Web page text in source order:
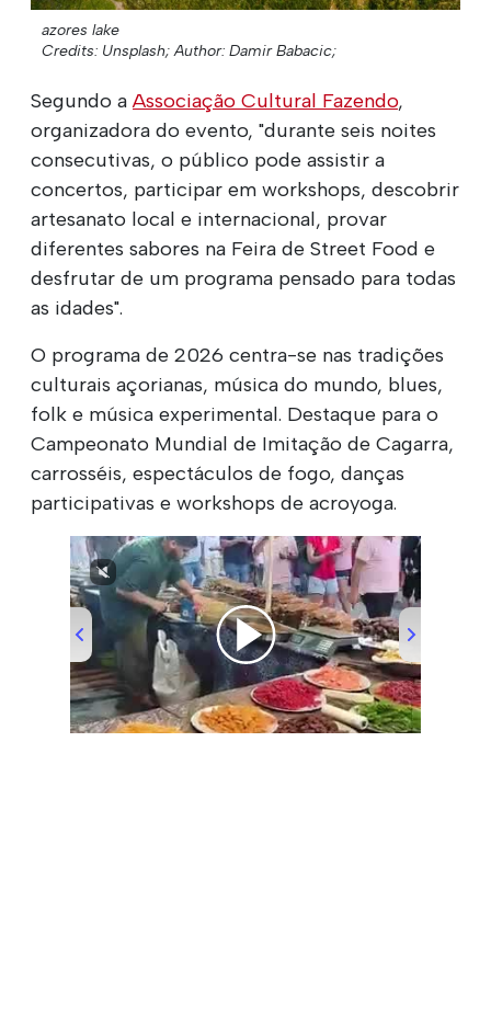
azores lake
Credits: Unsplash; Author: Damir Babacic;
Segundo aAssociação Cultural Fazendo,
organizadora do evento, "durante seis noites
consecutivas, o público pode assistir a
concertos, participar em workshops, descobrir
artesanato local e internacional, provar
diferentes sabores na Feira de Street Food e
desfrutar de um programa pensado para todas
as idades".
O programa de 2026 centra-se nas tradições
culturais açorianas, música do mundo, blues,
folk e música experimental. Destaque para o
Campeonato Mundial de Imitação de Cagarra,
carrosséis, espectáculos de fogo, danças
participativas e workshops de acroyoga.
00:00/00:23